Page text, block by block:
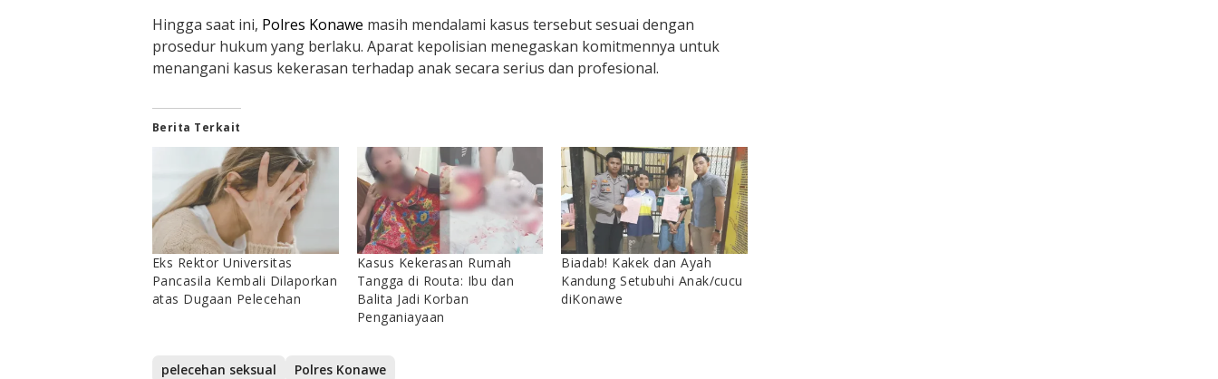
Hingga saat ini, Polres Konawe masih mendalami kasus tersebut sesuai dengan
prosedur hukum yang berlaku. Aparat kepolisian menegaskan komitmennya untuk
menangani kasus kekerasan terhadap anak secara serius dan profesional.
Berita Terkait
Eks Rektor Universitas
Pancasila Kembali Dilaporkan
atas Dugaan Pelecehan
Kasus Kekerasan Rumah
Tangga di Routa: Ibu dan
Balita Jadi Korban
Penganiayaan
Biadab! Kakek dan Ayah
Kandung Setubuhi Anak/cucu
diKonawe
pelecehan seksual Polres Konawe